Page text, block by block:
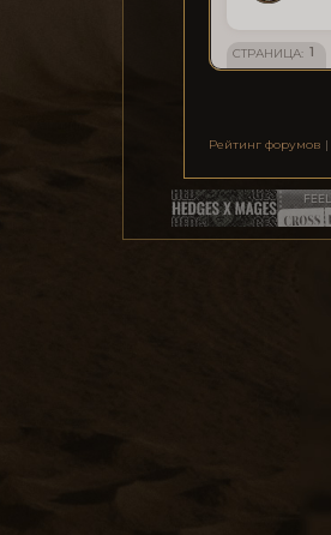
СТРАНИЦА: 1
Рейтинг форумов |